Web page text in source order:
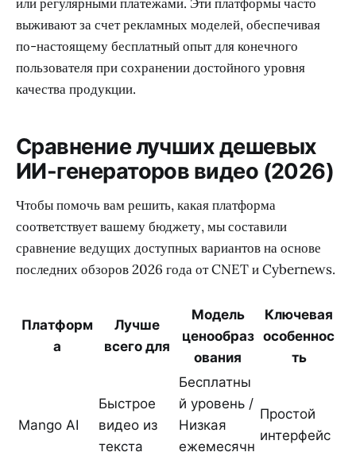
выживают за счет рекламных моделей, обеспечивая
по-настоящему бесплатный опыт для конечного
пользователя при сохранении достойного уровня
качества продукции.
Сравнение лучших дешевых
ИИ-генераторов видео (2026)
Чтобы помочь вам решить, какая платформа
соответствует вашему бюджету, мы составили
сравнение ведущих доступных вариантов на основе
последних обзоров 2026 года от CNET и Cybernews.
Платформ
а
Лучше
всего для
Модель
ценообраз
ования
Ключевая
особеннос
ть
Mango AI
Быстрое
видео из
текста
Бесплатны
й уровень /
Низкая
ежемесячн
Простой
интерфейс